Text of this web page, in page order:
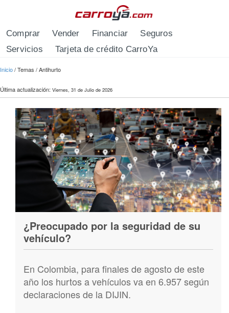
Comprar Vender Financiar
Seguros
Servicios
Tarjeta de crédito CarroYa
Se encuentra usted aquí
Inicio/Temas /Antihurto
Última actualización: Viernes, 31 de Julio de 2026
¿Preocupado por la seguridad de su
vehículo?
En Colombia, para finales de agosto de este
año los hurtos a vehículos va en 6.957 según
declaraciones de la DIJIN.